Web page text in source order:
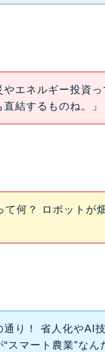
やエネルギー投資
直結するものね。」
て何？ ロボットが
通り！ 省人化やAI
“スマート農業”なん